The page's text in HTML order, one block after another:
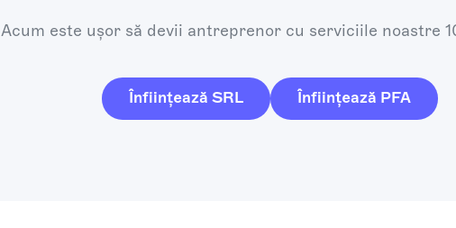
Acum este ușor să devii antreprenor cu serviciile noastre
Înființează SRL Înființează PFA